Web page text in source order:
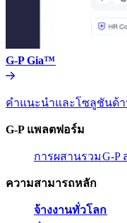
G-P Gia™​​
คำแนะนำและโซลูชันด้
G-P แพลตฟอร์ม​​
การผสานรวม​​G-P
ความสามารถหลัก​​
จ้างงานทั่วโลก​​